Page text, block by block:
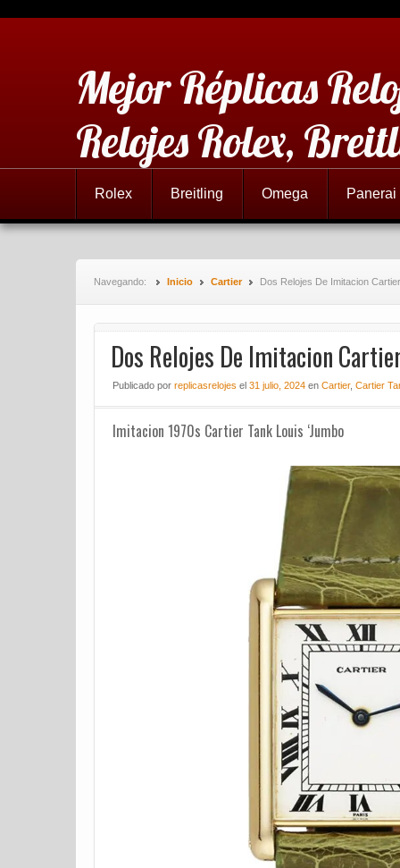
Mejor Réplicas
Relojes Rolex,
Rolex Breitling Omega Panerai
Navegando: Inicio Cartier Dos Relojes De Imitacion
Dos Relojes De Imitacion
Publicado por replicasrelojes el 31 julio, 2024 en Cartier, Cartier
Imitacion 1970s Cartier Tank Louis ‘Jumbo